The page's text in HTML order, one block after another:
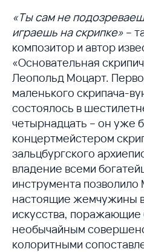
«Ты сам не
играешь на скрипке» –
композитор и автор
«Основательная
Леопольд Моцарт.
маленького скрипача-
состоялось в
четырнадцать – он уже
концертмейстером
зальцбургского
владение всеми
инструмента позволило
настоящие жемчужины в
искусства, поражающие
необычайным
колоритными